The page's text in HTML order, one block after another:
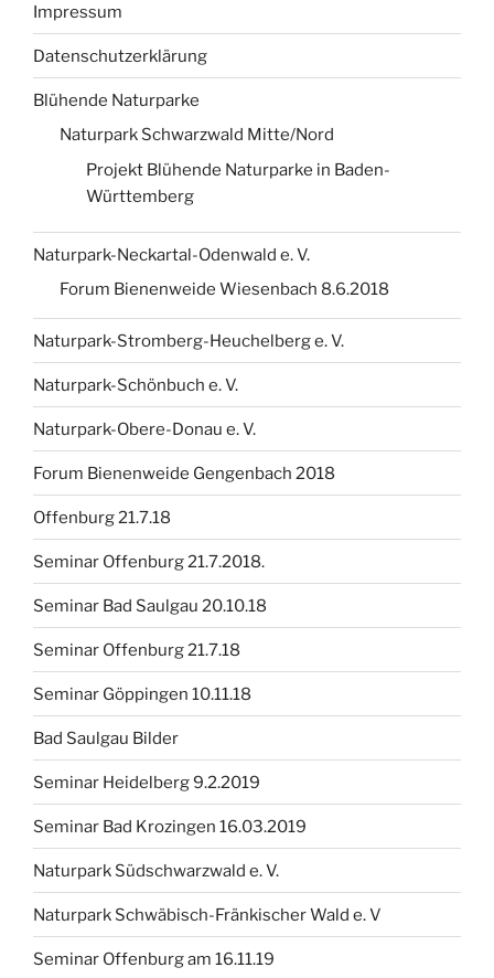
Impressum
Datenschutzerklärung
Blühende Naturparke
Naturpark Schwarzwald Mitte/Nord
Projekt Blühende Naturparke in Baden-
Württemberg
Naturpark-Neckartal-Odenwald e. V.
Forum Bienenweide Wiesenbach 8.6.2018
Naturpark-Stromberg-Heuchelberg e. V.
Naturpark-Schönbuch e. V.
Naturpark-Obere-Donau e. V.
Forum Bienenweide Gengenbach 2018
Offenburg 21.7.18
Seminar Offenburg 21.7.2018.
Seminar Bad Saulgau 20.10.18
Seminar Offenburg 21.7.18
Seminar Göppingen 10.11.18
Bad Saulgau Bilder
Seminar Heidelberg 9.2.2019
Seminar Bad Krozingen 16.03.2019
Naturpark Südschwarzwald e. V.
Naturpark Schwäbisch-Fränkischer Wald e. V
Seminar Offenburg am 16.11.19